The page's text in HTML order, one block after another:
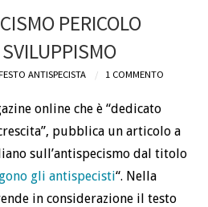
PERICOLO
ANTISPECISTA 1 COMMENTO
online che è “dedicato
pubblica un articolo a
sull’antispecismo dal titolo
gli antispecisti“. Nella
in considerazione il testo